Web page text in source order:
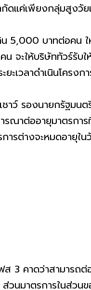
กัดแค่เพียงกลุ่มสูงวัย
5,000 บาทต่อคน
จะให้บริษัททัวร์รับ
ะเวลาดำเนินโครงก
รองนายกรัฐมนต
ณาต่ออายุมาตรการ
ารต่างจะหมดอายุใ
3 คาดว่าสามารถต่
วนมาตรการในส่วน